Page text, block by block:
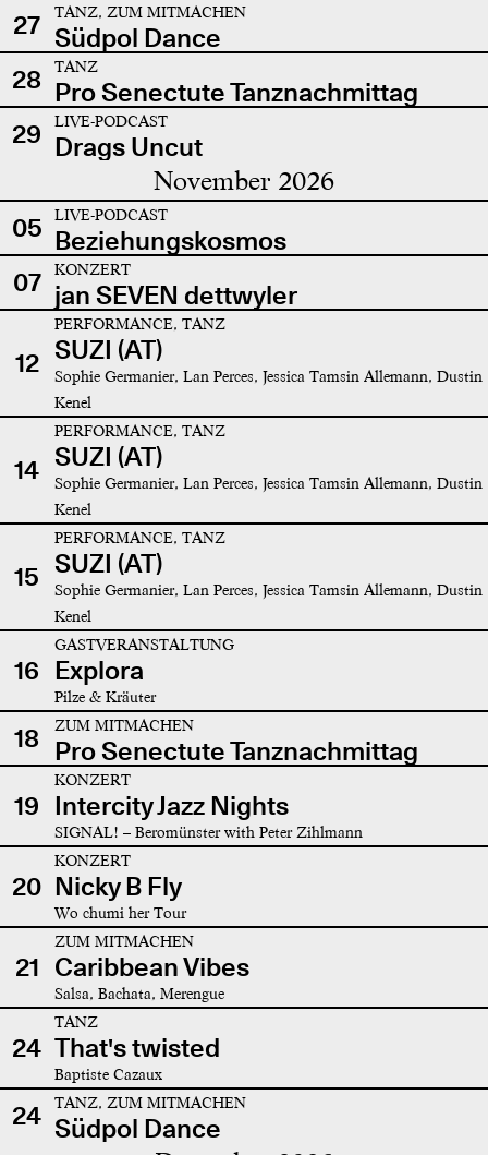
27 TANZ, ZUM MITMACHEN
Südpol Dance
28
TANZ
Pro Senectute Tanznachmittag
29
LIVE-PODCAST
Drags Uncut
November 2026
05 LIVE-PODCAST
Beziehungskosmos
07
KONZERT
jan SEVEN dettwyler
12
PERFORMANCE, TANZ
SUZI (AT)
Sophie Germanier, Lan Perces, Jessica Tamsin Allemann, Dustin
Kenel
14
PERFORMANCE, TANZ
SUZI (AT)
Sophie Germanier, Lan Perces, Jessica Tamsin Allemann, Dustin
Kenel
15
PERFORMANCE, TANZ
SUZI (AT)
Sophie Germanier, Lan Perces, Jessica Tamsin Allemann, Dustin
Kenel
16
GASTVERANSTALTUNG
Explora
Pilze & Kräuter
18 ZUM MITMACHEN
Pro Senectute Tanznachmittag
19
KONZERT
Intercity Jazz Nights
SIGNAL! – Beromünster with Peter Zihlmann
20
KONZERT
Nicky B Fly
Wo chumi her Tour
21
ZUM MITMACHEN
Caribbean Vibes
Salsa, Bachata, Merengue
24
TANZ
That's twisted
Baptiste Cazaux
24 TANZ, ZUM MITMACHEN
Südpol Dance